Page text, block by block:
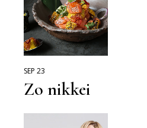
SEP 23
Zo nikkei